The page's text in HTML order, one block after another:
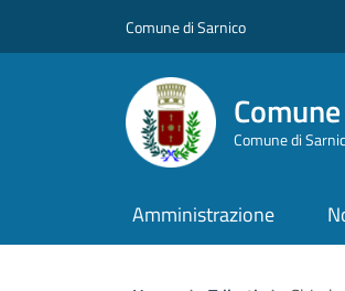
Comune di Sarnico
Comune di
Amministrazione